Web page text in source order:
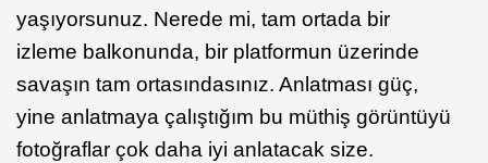
yaşıyorsunuz. Nerede mi, tam ortada bir
izleme balkonunda, bir platformun üzerinde
savaşın tam ortasındasınız. Anlatması güç,
yine anlatmaya çalıştığım bu müthiş görüntüyü
fotoğraflar çok daha iyi anlatacak size.